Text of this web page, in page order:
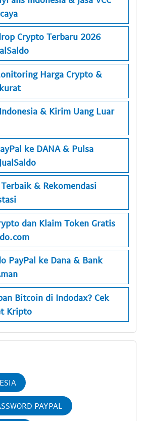
Crypto Terbaru 2026
Harga Crypto &
& Kirim Uang Luar
ke DANA & Pulsa
& Rekomendasi
dan Klaim Token Gratis
PayPal ke Dana & Bank
Bitcoin di Indodax? Cek
Kripto
PAYPAL